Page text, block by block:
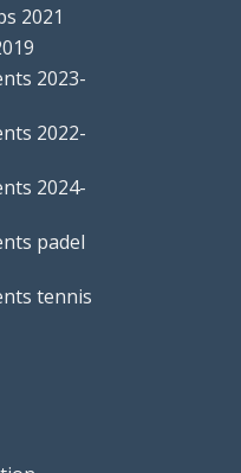
2021
2023-
2022-
2024-
padel
tennis